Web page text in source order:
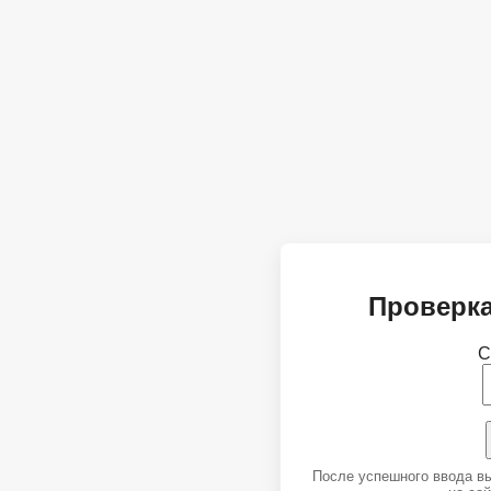
После успешного ввода